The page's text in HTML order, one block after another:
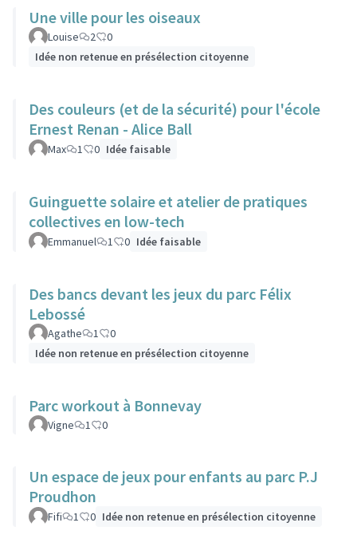
Une ville pour les oiseaux
Louise 2
0
Idée non retenue en présélection citoyenne
Des couleurs (et de la sécurité) pour l'école
Ernest Renan - Alice Ball
Max 1 0 Idée faisable
Guinguette solaire et atelier de pratiques
collectives en low-tech
Emmanuel 1 0 Idée faisable
Des bancs devant les jeux du parc Félix
Lebossé
Agathe 1
0
Idée non retenue en présélection citoyenne
Parc workout à Bonnevay
Vigne 1 0
Un espace de jeux pour enfants au parc P.J
Proudhon
Fifi 1 0 Idée non retenue en présélection citoyenne